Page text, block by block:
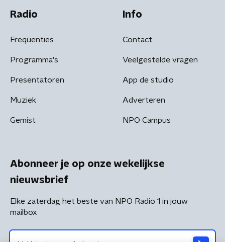
Radio
Frequenties
Programma's
Presentatoren
Muziek
Gemist
Info
Contact
Veelgestelde vragen
App de studio
Adverteren
NPO Campus
Abonneer je op onze wekelijkse
nieuwsbrief
Elke zaterdag het beste van NPO Radio 1 in jouw
mailbox